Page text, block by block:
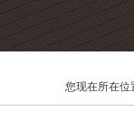
您现在所在位